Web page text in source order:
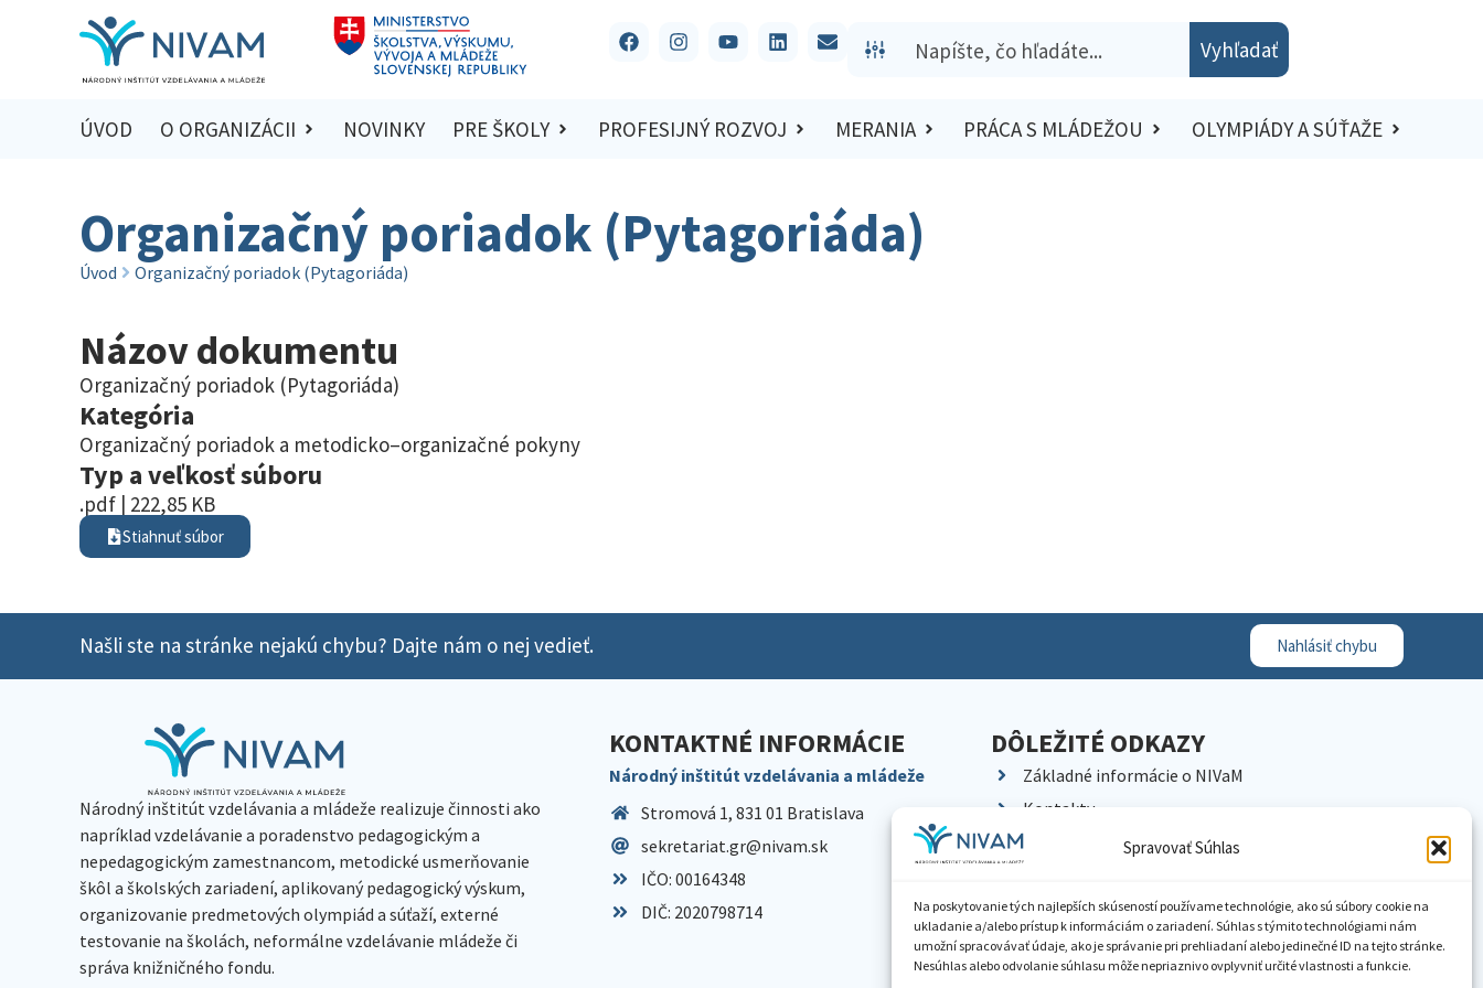
Spravovať Súhlas
Na poskytovanie tých najlepších skúseností používame technológie, ako sú súbory cookie na
ukladanie a/alebo prístup k informáciám o zariadení. Súhlas s týmito technológiami nám
umožní spracovávať údaje, ako je správanie pri prehliadaní alebo jedinečné ID na tejto stránke.
Nesúhlas alebo odvolanie súhlasu môže nepriaznivo ovplyvniť určité vlastnosti a funkcie.
Vyhľadať
ÚVOD O ORGANIZÁCII NOVINKY PRE ŠKOLY PROFESIJNÝ ROZVOJ MERANIA PRÁCA S MLÁDEŽOU OLYMPIÁDY A SÚŤAŽE
Organizačný poriadok (Pytagoriáda)
Úvod Organizačný poriadok (Pytagoriáda)
Názov dokumentu
Organizačný poriadok (Pytagoriáda)
Kategória
Organizačný poriadok a metodicko–organizačné pokyny
Typ a veľkosť súboru
.pdf | 222,85 KB
Stiahnuť súbor
Našli ste na stránke nejakú chybu? Dajte nám o nej vedieť. Nahlásiť chybu
Národný inštitút vzdelávania a mládeže realizuje činnosti ako
napríklad vzdelávanie a poradenstvo pedagogickým a
nepedagogickým zamestnancom, metodické usmerňovanie
škôl a školských zariadení, aplikovaný pedagogický výskum,
organizovanie predmetových olympiád a súťaží, externé
testovanie na školách, neformálne vzdelávanie mládeže či
správa knižničného fondu.
KONTAKTNÉ INFORMÁCIE
Národný inštitút vzdelávania a mládeže
Stromová 1, 831 01 Bratislava
sekretariat.gr@nivam.sk
IČO: 00164348
DIČ: 2020798714
DÔLEŽITÉ ODKAZY
Základné informácie o NIVaM
Kontakty
Kariéra
Pracoviská NIVaM
Dokumenty inštitúcie
Knižnica